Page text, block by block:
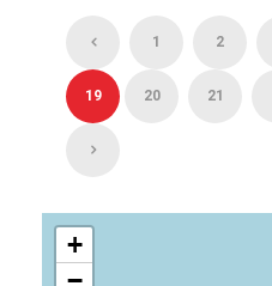
1 2
19 20 21
+